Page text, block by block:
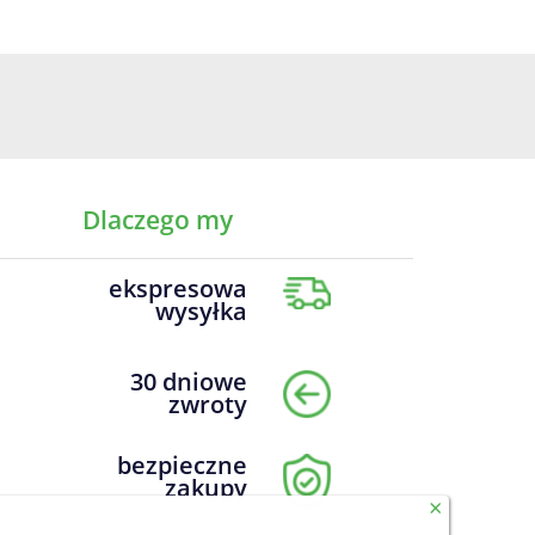
Dlaczego my
ekspresowa
wysyłka
30 dniowe
zwroty
bezpieczne
zakupy
×